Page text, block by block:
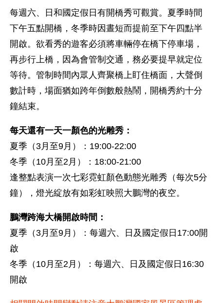
每週六、日和國定假日有開橋秀可觀賞。夏季時間
下午五點開橋，冬季時因晝短而提前至下午四點半
開啟。欲看秀的遊客必須將車輛停在橋下停車場，
再步行上橋，因為會管制交通，務必要提早就定位
等待。管制時間內眾人齊聚橋上盯住橋面，大聲倒
數計時，場面猶如跨年倒數般熱鬧，開橋秀約十分
鐘結束。
每天還有一天一顏色的光雕秀：
夏季（3月至9月）：19:00-22:00
冬季（10月至2月）：18:00-21:00
逢整點表演一次七彩霓虹顏色動態光雕秀（每次5分
鐘），燈光綻放有如彩虹映照大鵬灣的夜空。
鵬灣跨海大橋開啟時間：
夏季（3月至9月）：每週六、日及國定假日17:00開
啟
冬季（10月至2月）：每週六、日及國定假日16:30
開啟